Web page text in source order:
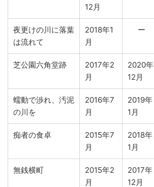
12月
夜更けの川に落葉
は流れて
2018年1
月
ー
芝公園六角堂跡
2017年2
月
2020年
12月
蠕動で渉れ、汚泥
の川を
2016年7
月
2019年
1月
痴者の食卓
2015年7
月
2018年
1月
無銭横町
2015年2
月
2017年
12月